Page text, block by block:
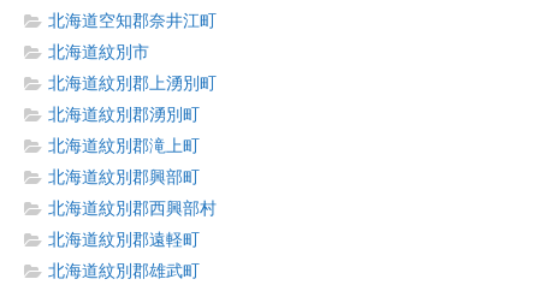
北海道空知郡奈井江町
北海道紋別市
北海道紋別郡上湧別町
北海道紋別郡湧別町
北海道紋別郡滝上町
北海道紋別郡興部町
北海道紋別郡西興部村
北海道紋別郡遠軽町
北海道紋別郡雄武町